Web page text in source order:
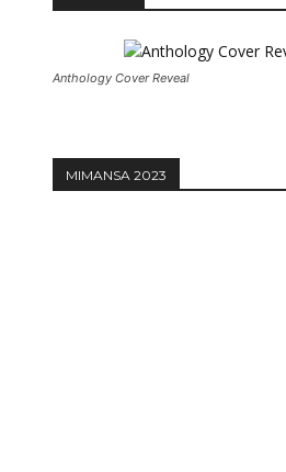
Anthology Cover Reveal
MIMANSA 2023